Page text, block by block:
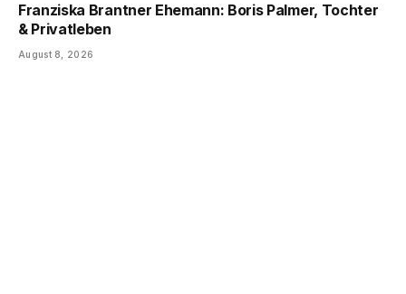
Franziska Brantner Ehemann: Boris Palmer, Tochter
& Privatleben
August 8, 2026